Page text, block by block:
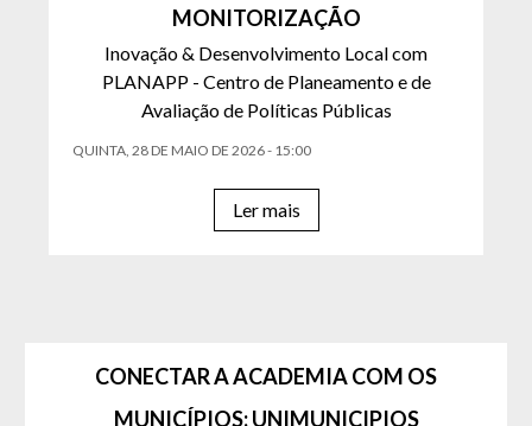
MONITORIZAÇÃO
Inovação & Desenvolvimento Local com
PLANAPP - Centro de Planeamento e de
Avaliação de Políticas Públicas
QUINTA, 28 DE MAIO DE 2026 - 15:00
Ler mais
CONECTAR A ACADEMIA COM OS
MUNICÍPIOS: UNIMUNICIPIOS